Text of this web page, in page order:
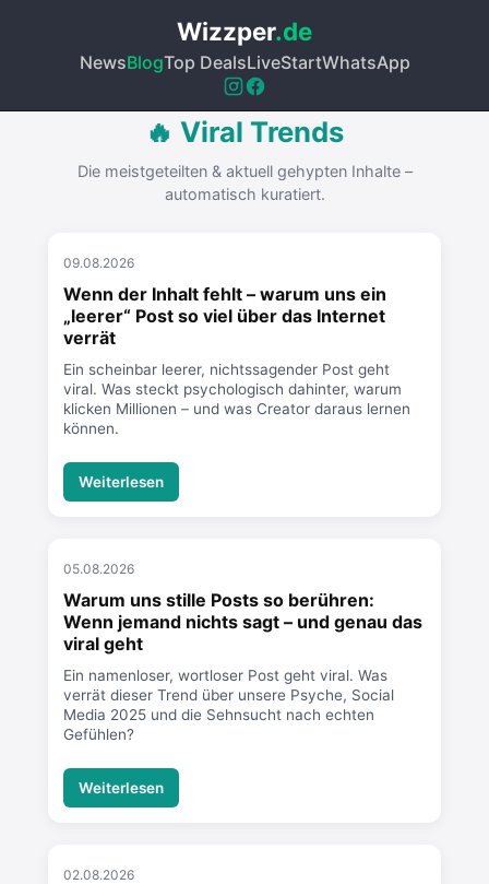
Wizzper.de
NewsBlogTop DealsLiveStartWhatsApp
🔥 Viral Trends
Die meistgeteilten & aktuell gehypten Inhalte –
automatisch kuratiert.
09.08.2026
Wenn der Inhalt fehlt – warum uns ein
„leerer“ Post so viel über das Internet
verrät
Ein scheinbar leerer, nichtssagender Post geht
viral. Was steckt psychologisch dahinter, warum
klicken Millionen – und was Creator daraus lernen
können.
Weiterlesen
05.08.2026
Warum uns stille Posts so berühren:
Wenn jemand nichts sagt – und genau das
viral geht
Ein namenloser, wortloser Post geht viral. Was
verrät dieser Trend über unsere Psyche, Social
Media 2025 und die Sehnsucht nach echten
Gefühlen?
Weiterlesen
02.08.2026